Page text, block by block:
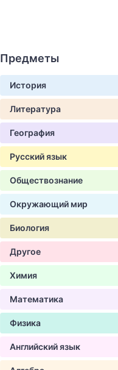
Предметы
История
Литература
География
Русский язык
Обществознание
Окружающий мир
Биология
Другое
Химия
Математика
Физика
Английский язык